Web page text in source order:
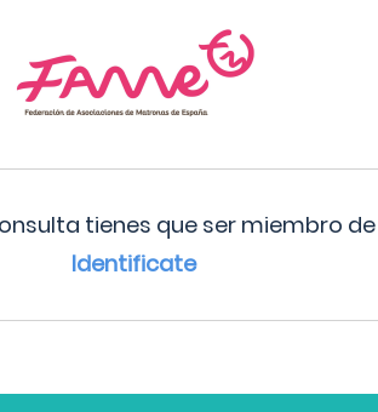
tienes que ser miembro de
Identificate